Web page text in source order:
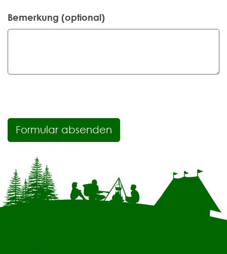
Bemerkung (optional)
Formular absenden